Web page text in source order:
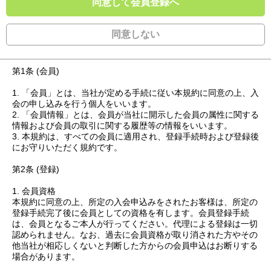
同意して会員登録へ
同意しない
第1条 (会員)
1. 「会員」とは、当社が定める手続に従い本規約に同意の上、入
会の申し込みを行う個人をいいます。
2. 「会員情報」とは、会員が当社に開示した会員の属性に関する
情報および会員の取引に関する履歴等の情報をいいます。
3. 本規約は、すべての会員に適用され、登録手続時および登録後
にお守りいただく規約です。
第2条 (登録)
1. 会員資格
本規約に同意の上、所定の入会申込みをされたお客様は、所定の
登録手続完了後に会員としての資格を有します。会員登録手続
は、会員となるご本人が行ってください。代理による登録は一切
認められません。なお、過去に会員資格が取り消された方やその
他当社が相応しくないと判断した方からの会員申込はお断りする
場合があります。